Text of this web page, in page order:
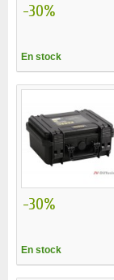
-30%
En stock
-30%
En stock